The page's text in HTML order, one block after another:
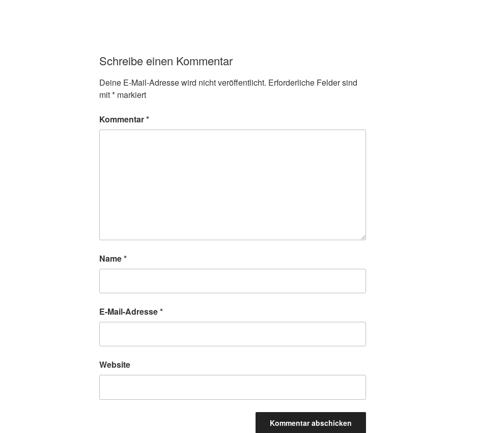
Schreibe einen Kommentar
Deine E-Mail-Adresse wird nicht veröffentlicht. Erforderliche Felder sind
mit*markiert
Kommentar*
Name*
E-Mail-Adresse*
Website